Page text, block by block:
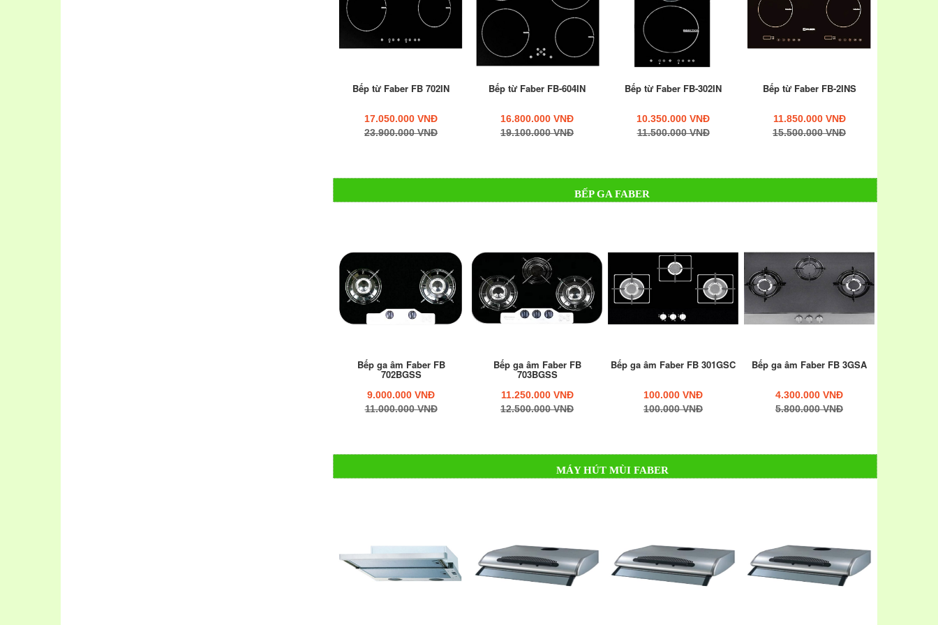
Bếp từ Faber FB 702IN
17.050.000 VNĐ
23.900.000 VNĐ
Bếp từ Faber FB-604IN
16.800.000 VNĐ
19.100.000 VNĐ
Bếp từ Faber FB-302IN
10.350.000 VNĐ
11.500.000 VNĐ
Bếp từ Faber FB-2INS
11.850.000 VNĐ
15.500.000 VNĐ
BẾP GA FABER
Bếp ga âm Faber FB
702BGSS
9.000.000 VNĐ
11.000.000 VNĐ
Bếp ga âm Faber FB
703BGSS
11.250.000 VNĐ
12.500.000 VNĐ
Bếp ga âm Faber FB 301GSC
100.000 VNĐ
100.000 VNĐ
Bếp ga âm Faber FB 3GSA
4.300.000 VNĐ
5.800.000 VNĐ
MÁY HÚT MÙI FABER